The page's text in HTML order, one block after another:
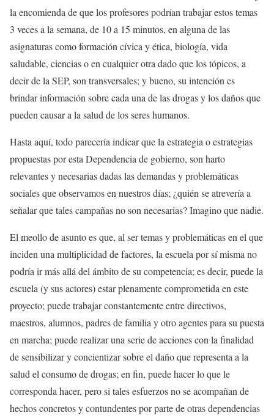
la encomienda de que los profesores podrían trabajar estos temas
3 veces a la semana, de 10 a 15 minutos, en alguna de las
asignaturas como formación cívica y ética, biología, vida
saludable, ciencias o en cualquier otra dado que los tópicos, a
decir de la SEP, son transversales; y bueno, su intención es
brindar información sobre cada una de las drogas y los daños que
pueden causar a la salud de los seres humanos.
Hasta aquí, todo parecería indicar que la estrategia o estrategias
propuestas por esta Dependencia de gobierno, son harto
relevantes y necesarias dadas las demandas y problemáticas
sociales que observamos en nuestros días; ¿quién se atrevería a
señalar que tales campañas no son necesarias? Imagino que nadie.
El meollo de asunto es que, al ser temas y problemáticas en el que
inciden una multiplicidad de factores, la escuela por sí misma no
podría ir más allá del ámbito de su competencia; es decir, puede la
escuela (y sus actores) estar plenamente comprometida en este
proyecto; puede trabajar constantemente entre directivos,
maestros, alumnos, padres de familia y otro agentes para su puesta
en marcha; puede realizar una serie de acciones con la finalidad
de sensibilizar y concientizar sobre el daño que representa a la
salud el consumo de drogas; en fin, puede hacer lo que le
corresponda hacer, pero si tales esfuerzos no se acompañan de
hechos concretos y contundentes por parte de otras dependencias